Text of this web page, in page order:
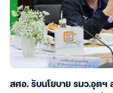
สศอ. รับนโยบาย รมว.อุต